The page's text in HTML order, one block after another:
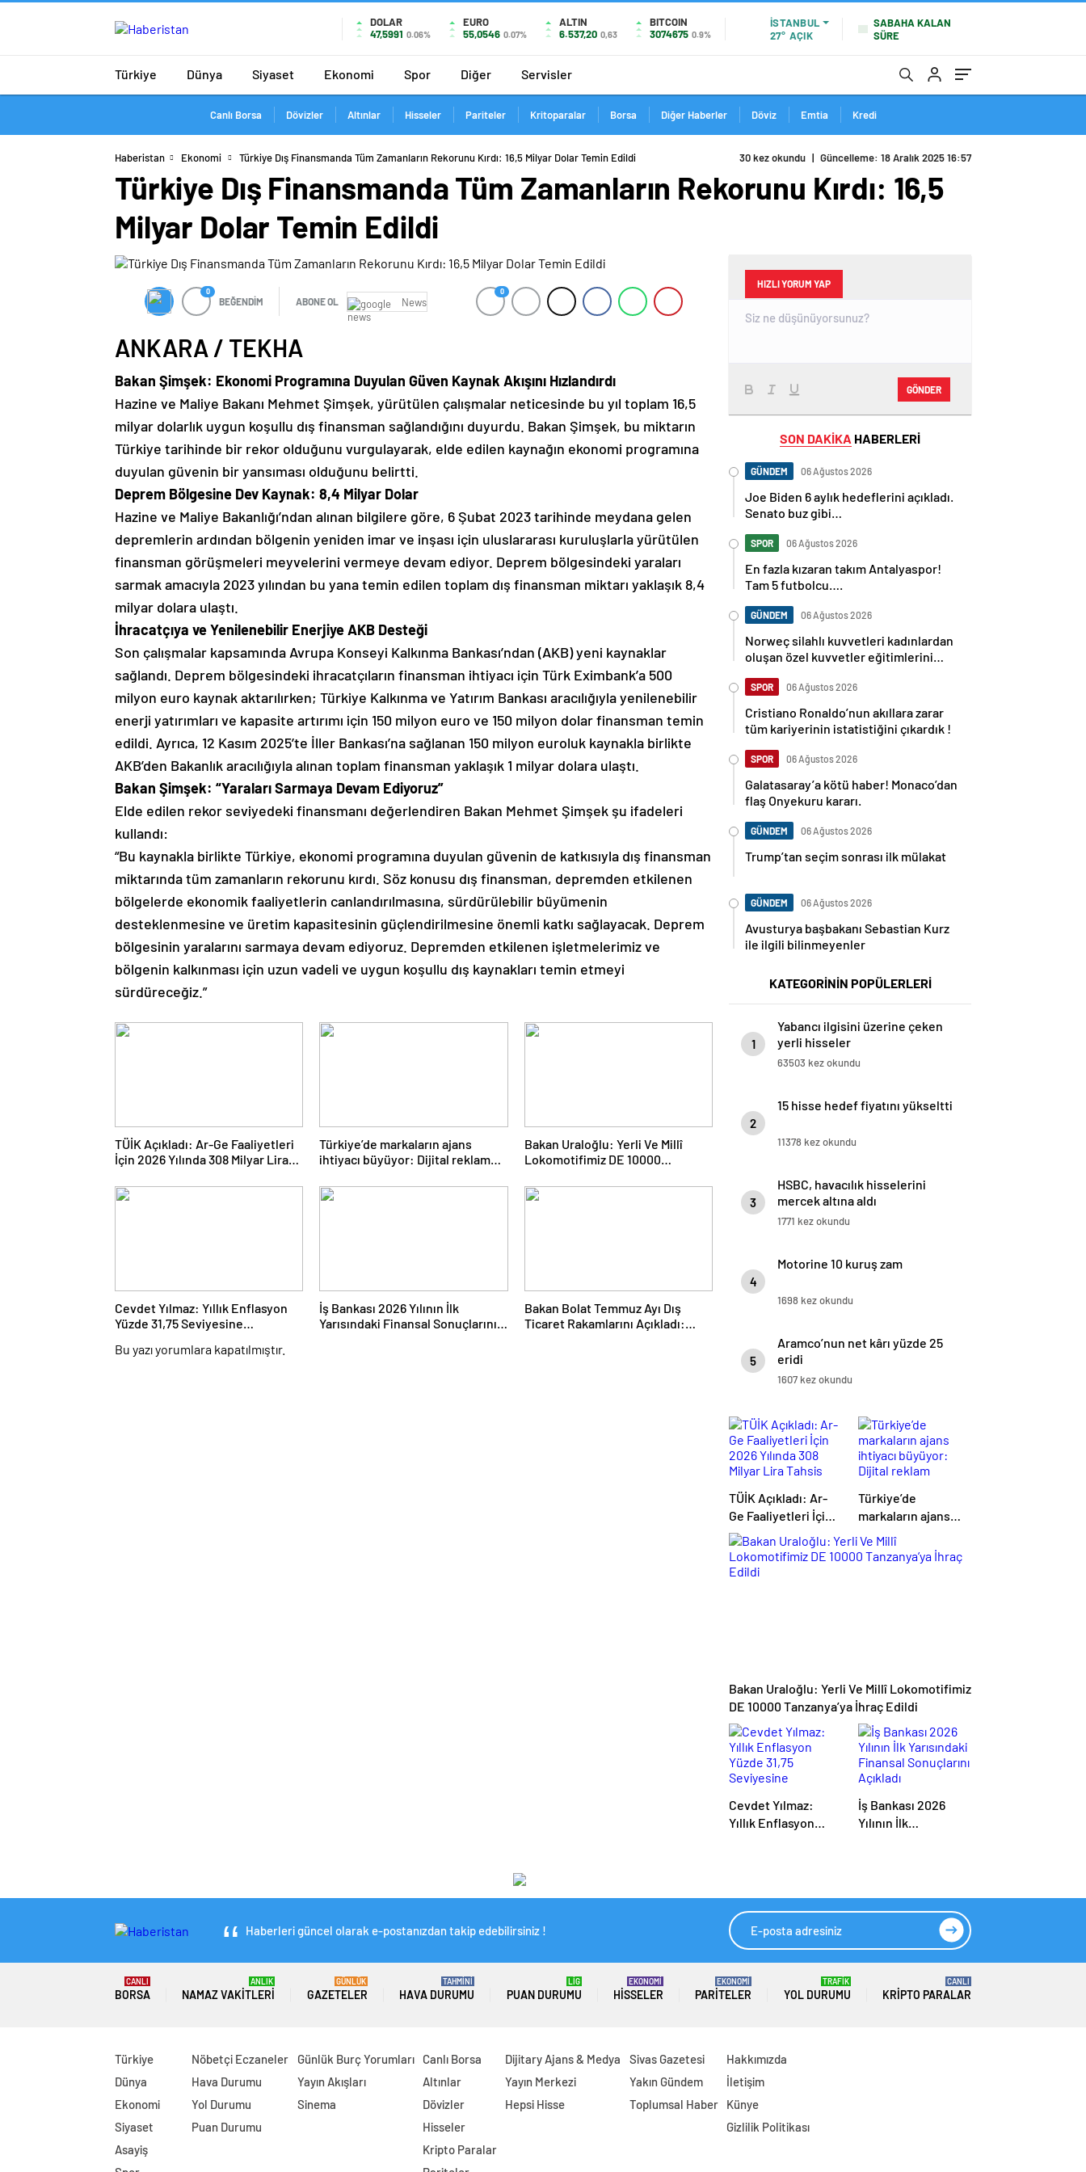
DOLAR
47,5991 0.06%
EURO
55,0546 0.07%
ALTIN
6.537,20 0,63
BITCOIN
3074675 0.9%
İSTANBUL
27° AÇIK
SABAHA KALAN
SÜRE
Türkiye Dünya Siyaset Ekonomi Spor Diğer Servisler
Canlı Borsa Dövizler Altınlar Hisseler Pariteler Kritoparalar Borsa Diğer Haberler Döviz Emtia Kredi
Haberistan Ekonomi Türkiye Dış Finansmanda Tüm Zamanların Rekorunu Kırdı: 16,5 Milyar Dolar Temin Edildi 30 kez okundu | Güncelleme: 18 Aralık 2025 16:57
Türkiye Dış Finansmanda Tüm Zamanların Rekorunu Kırdı: 16,5
Milyar Dolar Temin Edildi
0
BEĞENDİM ABONE OL News
0
ANKARA / TEKHA
Bakan Şimşek: Ekonomi Programına Duyulan Güven Kaynak Akışını Hızlandırdı
Hazine ve Maliye Bakanı Mehmet Şimşek, yürütülen çalışmalar neticesinde bu yıl toplam 16,5
milyar dolarlık uygun koşullu dış finansman sağlandığını duyurdu. Bakan Şimşek, bu miktarın
Türkiye tarihinde bir rekor olduğunu vurgulayarak, elde edilen kaynağın ekonomi programına
duyulan güvenin bir yansıması olduğunu belirtti.
Deprem Bölgesine Dev Kaynak: 8,4 Milyar Dolar
Hazine ve Maliye Bakanlığı’ndan alınan bilgilere göre, 6 Şubat 2023 tarihinde meydana gelen
depremlerin ardından bölgenin yeniden imar ve inşası için uluslararası kuruluşlarla yürütülen
finansman görüşmeleri meyvelerini vermeye devam ediyor. Deprem bölgesindeki yaraları
sarmak amacıyla 2023 yılından bu yana temin edilen toplam dış finansman miktarı yaklaşık 8,4
milyar dolara ulaştı.
İhracatçıya ve Yenilenebilir Enerjiye AKB Desteği
Son çalışmalar kapsamında Avrupa Konseyi Kalkınma Bankası’ndan (AKB) yeni kaynaklar
sağlandı. Deprem bölgesindeki ihracatçıların finansman ihtiyacı için Türk Eximbank’a 500
milyon euro kaynak aktarılırken; Türkiye Kalkınma ve Yatırım Bankası aracılığıyla yenilenebilir
enerji yatırımları ve kapasite artırımı için 150 milyon euro ve 150 milyon dolar finansman temin
edildi. Ayrıca, 12 Kasım 2025’te İller Bankası’na sağlanan 150 milyon euroluk kaynakla birlikte
AKB’den Bakanlık aracılığıyla alınan toplam finansman yaklaşık 1 milyar dolara ulaştı.
Bakan Şimşek: “Yaraları Sarmaya Devam Ediyoruz”
Elde edilen rekor seviyedeki finansmanı değerlendiren Bakan Mehmet Şimşek şu ifadeleri
kullandı:
“Bu kaynakla birlikte Türkiye, ekonomi programına duyulan güvenin de katkısıyla dış finansman
miktarında tüm zamanların rekorunu kırdı. Söz konusu dış finansman, depremden etkilenen
bölgelerde ekonomik faaliyetlerin canlandırılmasına, sürdürülebilir büyümenin
desteklenmesine ve üretim kapasitesinin güçlendirilmesine önemli katkı sağlayacak. Deprem
bölgesinin yaralarını sarmaya devam ediyoruz. Depremden etkilenen işletmelerimiz ve
bölgenin kalkınması için uzun vadeli ve uygun koşullu dış kaynakları temin etmeyi
sürdüreceğiz.”
TÜİK Açıkladı: Ar-Ge Faaliyetleri
İçin 2026 Yılında 308 Milyar Lira
Türkiye’de markaların ajans
ihtiyacı büyüyor: Dijital reklam
Bakan Uraloğlu: Yerli Ve Millî
Lokomotifimiz DE 10000
Cevdet Yılmaz: Yıllık Enflasyon
Yüzde 31,75 Seviyesine
İş Bankası 2026 Yılının İlk
Yarısındaki Finansal Sonuçlarını
Bakan Bolat Temmuz Ayı Dış
Ticaret Rakamlarını Açıkladı:
Bu yazı yorumlara kapatılmıştır.
HIZLI YORUM YAP
GÖNDER
SON DAKİKA HABERLERİ
GÜNDEM 06 Ağustos 2026
Joe Biden 6 aylık hedeflerini açıkladı.
Senato buz gibi…
SPOR 06 Ağustos 2026
En fazla kızaran takım Antalyaspor!
Tam 5 futbolcu….
GÜNDEM 06 Ağustos 2026
Norweç silahlı kuvvetleri kadınlardan
oluşan özel kuvvetler eğitimlerini
SPOR 06 Ağustos 2026
Cristiano Ronaldo’nun akıllara zarar
tüm kariyerinin istatistiğini çıkardık !
SPOR 06 Ağustos 2026
Galatasaray’a kötü haber! Monaco’dan
flaş Onyekuru kararı.
GÜNDEM 06 Ağustos 2026
Trump’tan seçim sonrası ilk mülakat
GÜNDEM 06 Ağustos 2026
Avusturya başbakanı Sebastian Kurz
ile ilgili bilinmeyenler
KATEGORİNİN POPÜLERLERİ
1
Yabancı ilgisini üzerine çeken
yerli hisseler
63503 kez okundu
2
15 hisse hedef fiyatını yükseltti
11378 kez okundu
3
HSBC, havacılık hisselerini
mercek altına aldı
1771 kez okundu
4
Motorine 10 kuruş zam
1698 kez okundu
5
Aramco’nun net kârı yüzde 25
eridi
1607 kez okundu
TÜİK Açıkladı: Ar-
Ge Faaliyetleri İçin
2026 Yılında 308
Milyar Lira Tahsis
Edildi
Türkiye’de
markaların ajans
ihtiyacı büyüyor:
Dijital reklam
yatırımları 158
Bakan Uraloğlu: Yerli Ve Millî Lokomotifimiz
DE 10000 Tanzanya’ya İhraç Edildi
Cevdet Yılmaz:
Yıllık Enflasyon
İş Bankası 2026
Yılının İlk
Haberleri güncel olarak e-postanızdan takip edebilirsiniz !
BORSA
CANLI
NAMAZ VAKITLERI
ANLIK
GAZETELER
GÜNLÜK
HAVA DURUMU
TAHMİNİ
PUAN DURUMU
LİG
HISSELER
EKONOMİ
PARITELER
EKONOMİ
YOL DURUMU
TRAFİK
KRIPTO PARALAR
CANLI
Türkiye
Dünya
Ekonomi
Siyaset
Asayiş
Nöbetçi Eczaneler
Hava Durumu
Yol Durumu
Puan Durumu
Günlük Burç Yorumları
Yayın Akışları
Sinema
Canlı Borsa
Altınlar
Dövizler
Hisseler
Kripto Paralar
Dijitary Ajans & Medya
Yayın Merkezi
Hepsi Hisse
Sivas Gazetesi
Yakın Gündem
Toplumsal Haber
Hakkımızda
İletişim
Künye
Gizlilik Politikası